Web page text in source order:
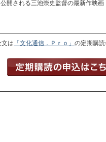
開される三池崇史監督の最新作映画
文は 「文化通信．Ｐｒｏ」の定期購